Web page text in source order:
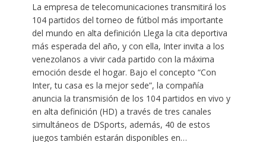
La empresa de telecomunicaciones transmitirá los
104 partidos del torneo de fútbol más importante
del mundo en alta definición Llega la cita deportiva
más esperada del año, y con ella, Inter invita a los
venezolanos a vivir cada partido con la máxima
emoción desde el hogar. Bajo el concepto “Con
Inter, tu casa es la mejor sede”, la compañía
anuncia la transmisión de los 104 partidos en vivo y
en alta definición (HD) a través de tres canales
simultáneos de DSports, además, 40 de estos
juegos también estarán disponibles en…